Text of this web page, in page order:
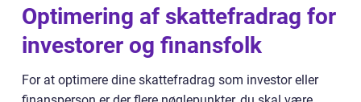
Optimering af skattefradrag for
investorer og finansfolk
For at optimere dine skattefradrag som investor eller